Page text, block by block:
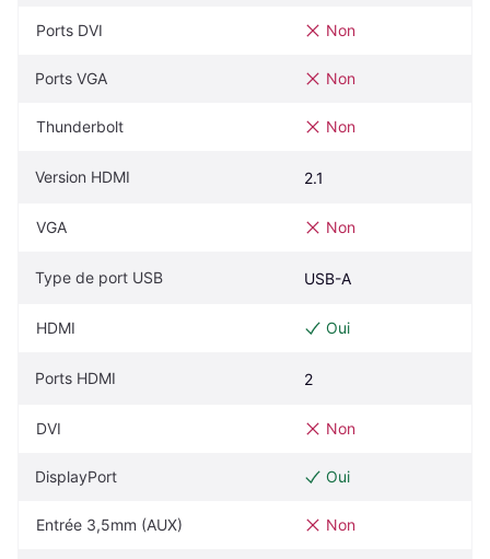
Ports DVI Non
Ports VGA Non
Thunderbolt Non
Version HDMI 2.1
VGA Non
Type de port USB USB-A
HDMI Oui
Ports HDMI 2
DVI Non
DisplayPort Oui
Entrée 3,5mm (AUX) Non